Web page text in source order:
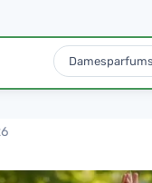
Damesparfums